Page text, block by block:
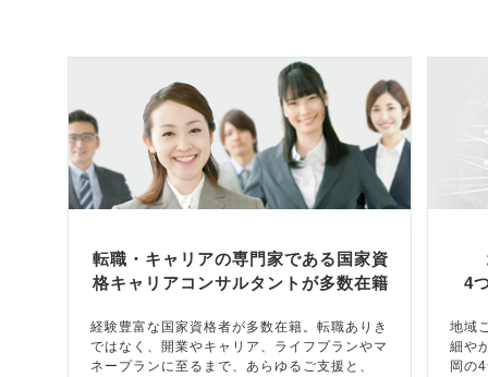
転職・キャリアの専門家である国家資
格キャリアコンサルタントが多数在籍
経験豊富な国家資格者が多数在籍。転職ありき
ではなく、開業やキャリア、ライフプランやマ
ネープランに至るまで、あらゆるご支援と、
4
地域
細や
岡の